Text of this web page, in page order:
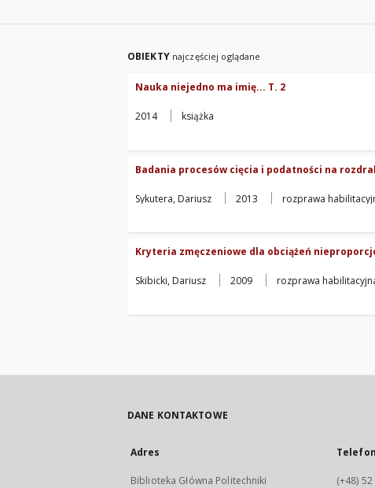
OBIEKTY najczęściej oglądane
Nauka niejedno ma imię... T. 2
2014 książka
Badania procesów cięcia i podatności na
Sykutera, Dariusz 2013 rozprawa
Kryteria zmęczeniowe dla obciążeń
Skibicki, Dariusz 2009 rozprawa
DANE KONTAKTOWE
Adres
Biblioteka Główna Politechniki
Telefon
(+48)